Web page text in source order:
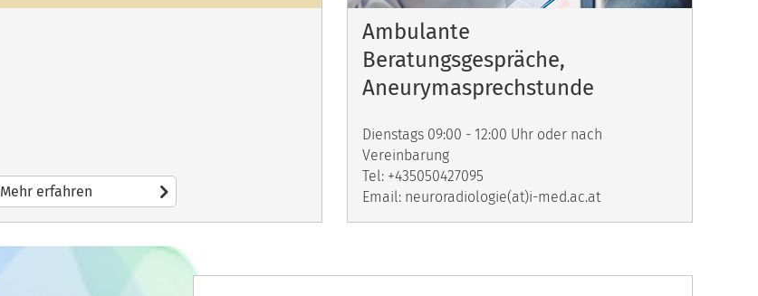
Mehr erfahren
Ambulante
Beratungsgespräche,
Aneurymasprechstunde
Dienstags 09:00 - 12:00 Uhr oder nach
Vereinbarung
Tel: +435050427095
Email: neuroradiologie(at)i-med.ac.at